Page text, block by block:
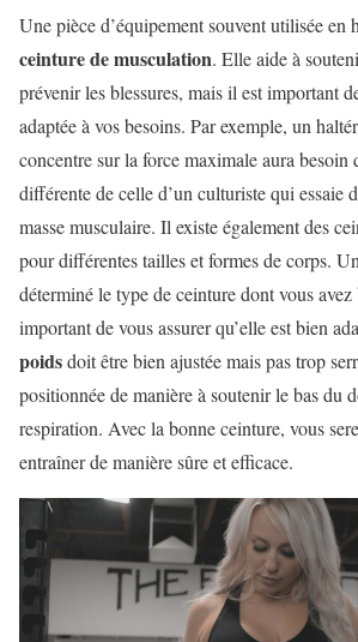
Une pièce d’équipement souvent utilisée en
ceinture de musculation. Elle aide à
prévenir les blessures, mais il est important
adaptée à vos besoins. Par exemple, un
concentre sur la force maximale aura besoin
différente de celle d’un culturiste qui essaie
masse musculaire. Il existe également des
pour différentes tailles et formes de corps.
déterminé le type de ceinture dont vous
important de vous assurer qu’elle est bien
poidsdoit être bien ajustée mais pas trop
positionnée de manière à soutenir le bas du
respiration. Avec la bonne ceinture, vous
entraîner de manière sûre et efficace.